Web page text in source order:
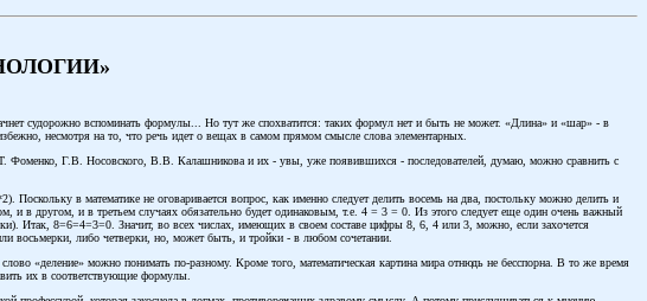
судорожно вспоминать формулы... Но тут же спохватится: таких формул нет и быть не может. «Длина» и «шар» - в
несмотря на то, что речь идет о вещах в самом прямом смысле слова элементарных.
Фоменко, Г.В. Носовского, В.В. Калашникова и их - увы, уже появившихся - последователей, думаю, можно сравнить с
Поскольку в математике не оговаривается вопрос, как именно следует делить восемь на два, постольку можно делить и
и в другом, и в третьем случаях обязательно будет одинаковым, т.е. 4 = 3 = 0. Из этого следует еще один очень важный
Итак, 8=6=4=3=0. Значит, во всех числах, имеющих в своем составе цифры 8, 6, 4 или 3, можно, если захочется
восьмерки, либо четверки, но, может быть, и тройки - в любом сочетании.
слово «деление» можно понимать по-разному. Кроме того, математическая картина мира отнюдь не бесспорна. В то же время
их в соответствующие формулы.